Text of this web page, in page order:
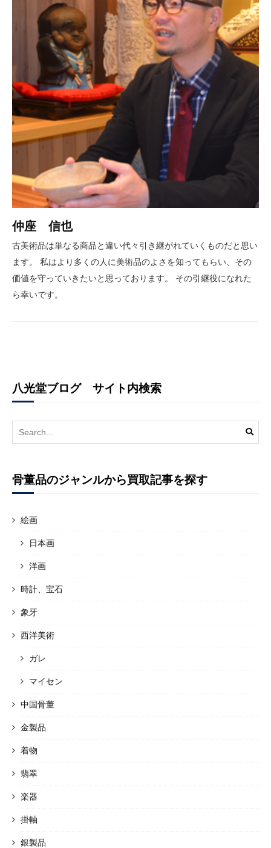
仲座 信也
古美術品は単なる商品と違い代々引き継がれていくものだと思い
ます。 私はより多くの人に美術品のよさを知ってもらい、その
価値を守っていきたいと思っております。 その引継役になれた
ら幸いです。
八光堂ブログ サイト内検索
Search
for:
骨董品のジャンルから買取記事を探す
絵画
日本画
洋画
時計、宝石
象牙
西洋美術
ガレ
マイセン
中国骨董
金製品
着物
翡翠
楽器
掛軸
銀製品